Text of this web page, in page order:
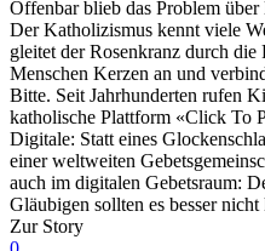
Offenbar blieb das Problem über
Der Katholizismus kennt viele
gleitet der Rosenkranz durch
Menschen Kerzen an und
Bitte. Seit Jahrhunderten rufen
katholische Plattform «Click To
Digitale: Statt eines
einer weltweiten
auch im digitalen Gebetsraum:
Gläubigen sollten es besser nicht
Zur Story